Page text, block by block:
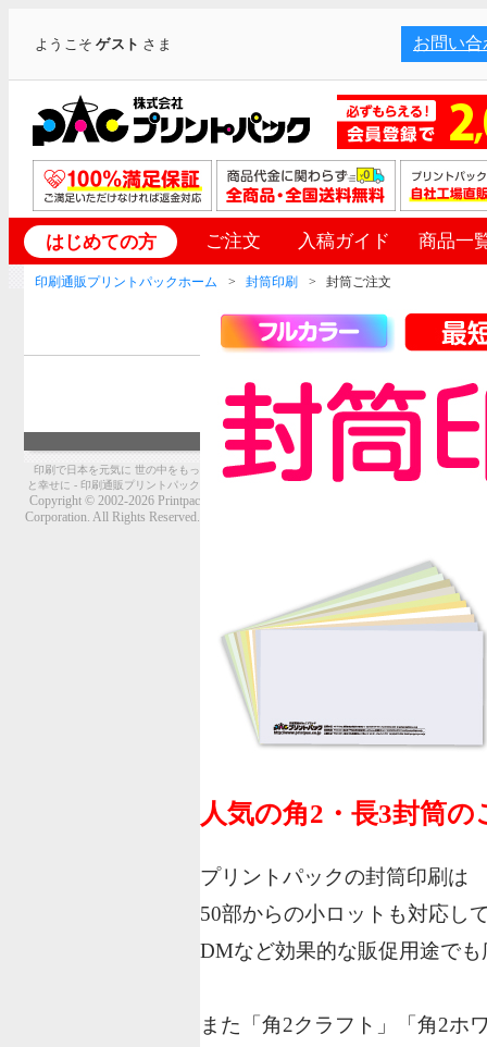
ようこそゲスト さま お問い合
はじめての方 ご注文 入稿ガイド 商品一
印刷通販プリントパックホーム 封筒印刷 封筒ご注文
人気の角2・長3封筒
プリントパックの封筒印刷は
50部からの小ロットも対応し
DMなど効果的な販促用途で
また「角2クラフト」「角2ホ
印刷で日本を元気に 世の中をもっ
と幸せに - 印刷通販プリントパック
Copyright © 2002-2026 Printpac
Corporation. All Rights Reserved.